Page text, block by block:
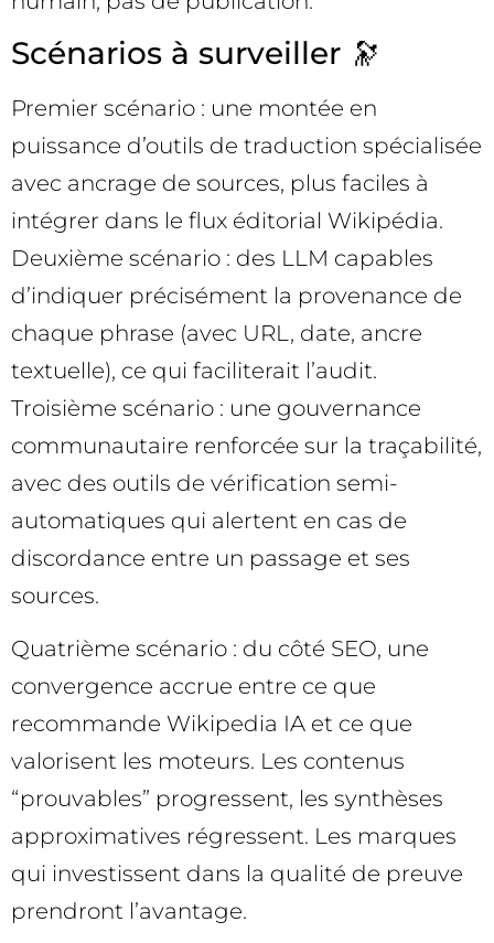
Scénarios à surveiller 🔭
Premier scénario : une montée en
puissance d’outils de traduction spécialisée
avec ancrage de sources, plus faciles à
intégrer dans le flux éditorial Wikipédia.
Deuxième scénario : des LLM capables
d’indiquer précisément la provenance de
chaque phrase (avec URL, date, ancre
textuelle), ce qui faciliterait l’audit.
Troisième scénario : une gouvernance
communautaire renforcée sur la traçabilité,
avec des outils de vérification semi-
automatiques qui alertent en cas de
discordance entre un passage et ses
sources.
Quatrième scénario : du côté SEO, une
convergence accrue entre ce que
recommande Wikipedia IA et ce que
valorisent les moteurs. Les contenus
“prouvables” progressent, les synthèses
approximatives régressent. Les marques
qui investissent dans la qualité de preuve
prendront l’avantage.